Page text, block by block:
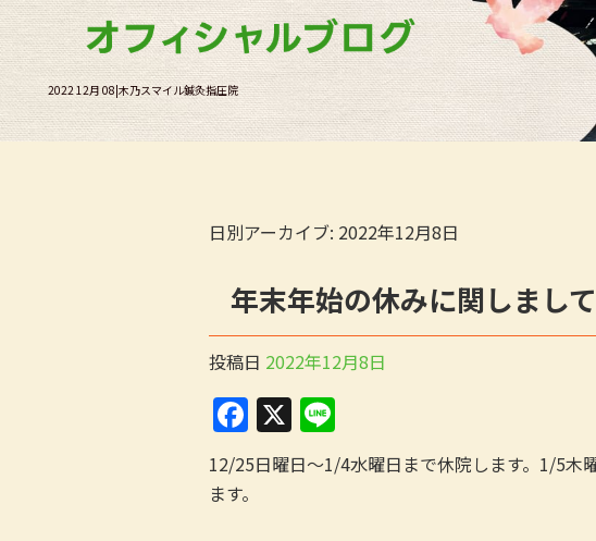
2022 12月 08|木乃スマイル鍼灸指圧院
日別アーカイブ: 2022年12月8日
年末年始の休みに関しまして
投稿日 2022年12月8日
F
a
c
X
n
e
12/25日曜日〜1/4水曜日まで休院します。1/5木
ます。